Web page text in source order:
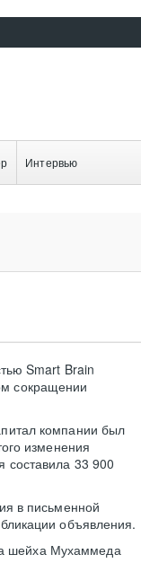
Интервью
Smart Brain
сокращении
компании был
изменения
составила 33 900
в письменной
объявления.
шейха Мухаммеда